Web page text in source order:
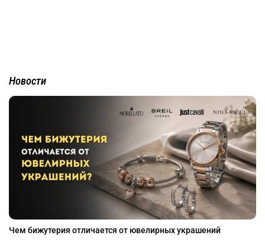
Новости
Чем бижутерия отличается от ювелирных украшений